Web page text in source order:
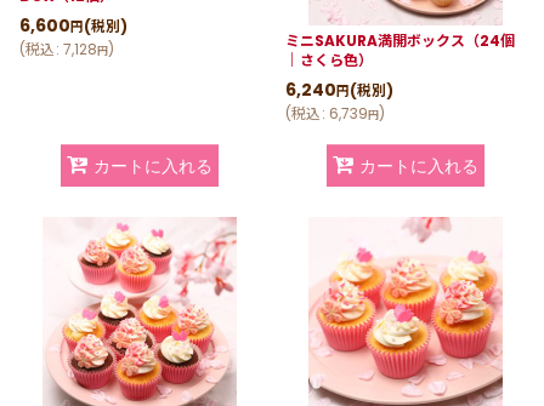
6,600円(税別)
(税込: 7,128円)
カートに入れる
ミニSAKURA満開ボックス（24個
｜さくら色）
6,240 円(税別)
(税込: 6,739円)
カートに入れる